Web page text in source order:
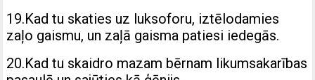
19.Kad tu skaties uz luksoforu, iztēlodamies
zaļo gaismu, un zaļā gaisma patiesi iedegās.
20.Kad tu skaidro mazam bērnam likumsakarības